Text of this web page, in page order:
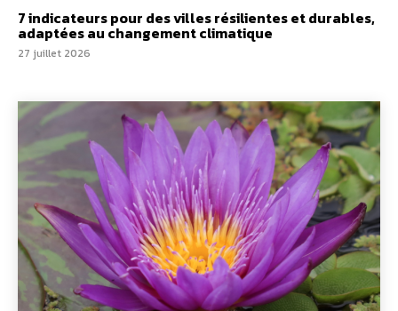
7 indicateurs pour des villes résilientes et durables,
adaptées au changement climatique
27 juillet 2026